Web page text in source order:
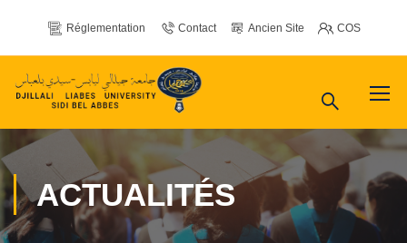
Réglementation Contact Ancien Site COS
ACTUALITÉS